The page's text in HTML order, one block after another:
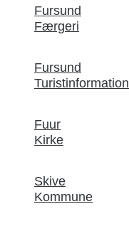
Fursund
Færgeri
Fursund
Turistinformation
Fuur
Kirke
Skive
Kommune